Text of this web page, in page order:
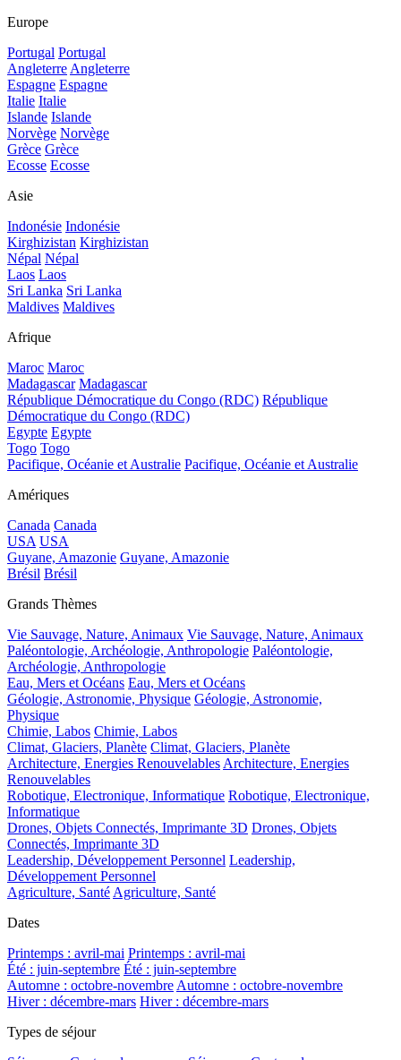
Europe
Portugal Portugal
Angleterre Angleterre
Espagne Espagne
Italie Italie
Islande Islande
Norvège Norvège
Grèce Grèce
Ecosse Ecosse
Asie
Indonésie Indonésie
Kirghizistan Kirghizistan
Népal Népal
Laos Laos
Sri Lanka Sri Lanka
Maldives Maldives
Afrique
Maroc Maroc
Madagascar Madagascar
République Démocratique du Congo (RDC) République
Démocratique du Congo (RDC)
Egypte Egypte
Togo Togo
Pacifique, Océanie et Australie Pacifique, Océanie et Australie
Amériques
Canada Canada
USA USA
Guyane, Amazonie Guyane, Amazonie
Brésil Brésil
Grands Thèmes
Vie Sauvage, Nature, Animaux Vie Sauvage, Nature, Animaux
Paléontologie, Archéologie, Anthropologie Paléontologie,
Archéologie, Anthropologie
Eau, Mers et Océans Eau, Mers et Océans
Géologie, Astronomie, Physique Géologie, Astronomie,
Physique
Chimie, Labos Chimie, Labos
Climat, Glaciers, Planète Climat, Glaciers, Planète
Architecture, Energies Renouvelables Architecture, Energies
Renouvelables
Robotique, Electronique, Informatique Robotique, Electronique,
Informatique
Drones, Objets Connectés, Imprimante 3D Drones, Objets
Connectés, Imprimante 3D
Leadership, Développement Personnel Leadership,
Développement Personnel
Agriculture, Santé Agriculture, Santé
Dates
Printemps : avril-mai Printemps : avril-mai
Été : juin-septembre Été : juin-septembre
Automne : octobre-novembre Automne : octobre-novembre
Hiver : décembre-mars Hiver : décembre-mars
Types de séjour